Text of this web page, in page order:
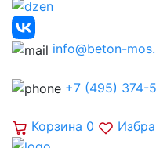
info@beton-
+7 (495) 374-
Корзина 0